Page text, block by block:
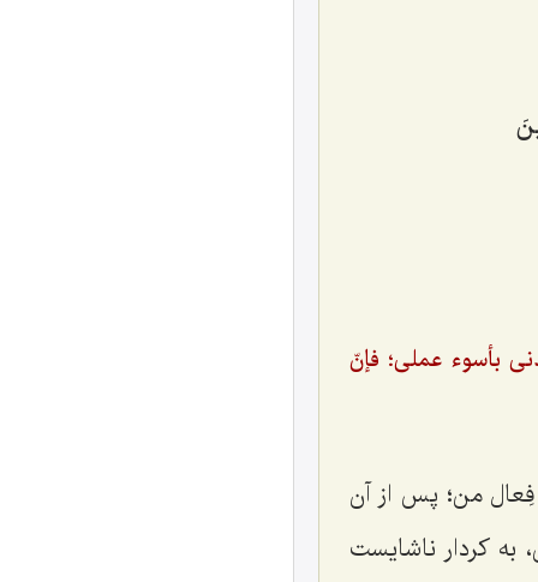
بأسوء عملى؛ فإنّ
من؛ پس از آن
به کردار ناشایست